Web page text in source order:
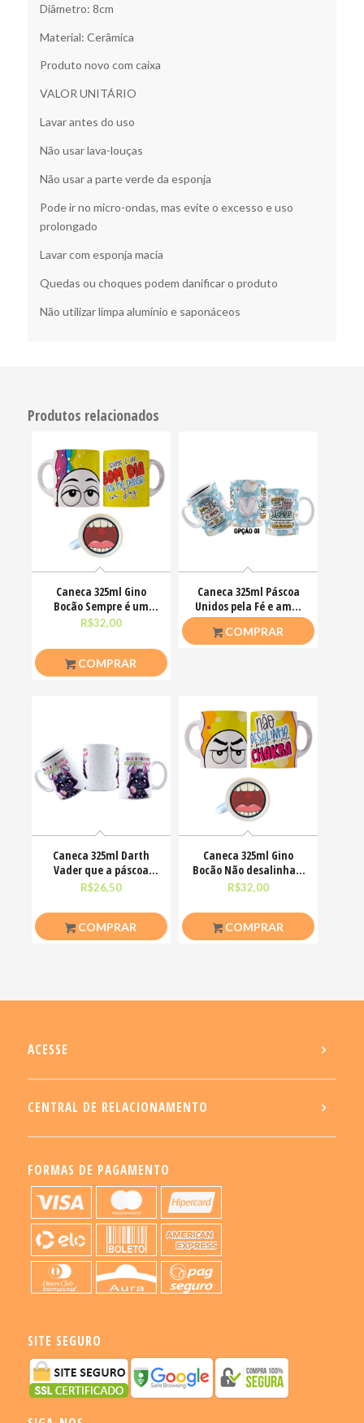
Diâmetro: 8cm
Material: Cerâmica
Produto novo com caixa
VALOR UNITÁRIO
Lavar antes do uso
Não usar lava-louças
Não usar a parte verde da esponja
Pode ir no micro-ondas, mas evite o excesso e uso
prolongado
Lavar com esponja macia
Quedas ou choques podem danificar o produto
Não utilizar limpa alumínio e saponáceos
Produtos relacionados
Caneca 325ml Gino
Bocão Sempre é um
bom dia pra me deixar
R$32,00
COMPRAR
Caneca 325ml Páscoa
Unidos pela Fé e amor
que ele nos ensinou
COMPRAR
Caneca 325ml Darth
Vader que a páscoa
esteja com você
R$26,50
COMPRAR
Caneca 325ml Gino
Bocão Não desalinha a
porra do meu chakra
R$32,00
COMPRAR
ACESSE
CENTRAL DE RELACIONAMENTO
FORMAS DE PAGAMENTO
SITE SEGURO